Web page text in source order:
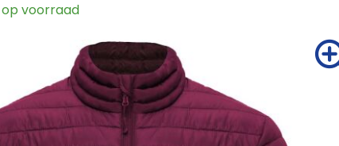
op voorraad